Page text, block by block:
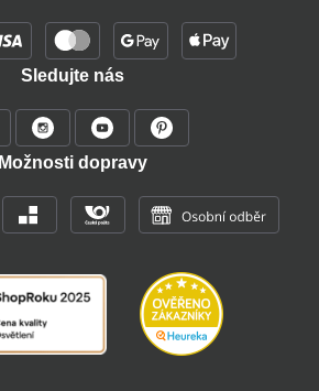
Sledujte nás
Možnosti dopravy